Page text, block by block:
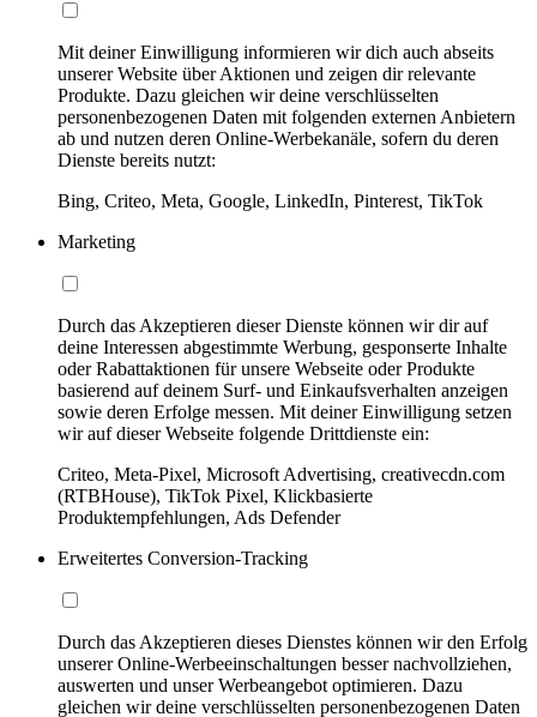
Mit deiner Einwilligung informieren wir dich auch abseits
unserer Website über Aktionen und zeigen dir relevante
Produkte. Dazu gleichen wir deine verschlüsselten
personenbezogenen Daten mit folgenden externen Anbietern
ab und nutzen deren Online-Werbekanäle, sofern du deren
Dienste bereits nutzt:
Bing, Criteo, Meta, Google, LinkedIn, Pinterest, TikTok
Marketing
Durch das Akzeptieren dieser Dienste können wir dir auf
deine Interessen abgestimmte Werbung, gesponserte Inhalte
oder Rabattaktionen für unsere Webseite oder Produkte
basierend auf deinem Surf- und Einkaufsverhalten anzeigen
sowie deren Erfolge messen. Mit deiner Einwilligung setzen
wir auf dieser Webseite folgende Drittdienste ein:
Criteo, Meta-Pixel, Microsoft Advertising, creativecdn.com
(RTBHouse), TikTok Pixel, Klickbasierte
Produktempfehlungen, Ads Defender
Erweitertes Conversion-Tracking
Durch das Akzeptieren dieses Dienstes können wir den Erfolg
unserer Online-Werbeeinschaltungen besser nachvollziehen,
auswerten und unser Werbeangebot optimieren. Dazu
gleichen wir deine verschlüsselten personenbezogenen Daten